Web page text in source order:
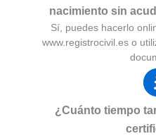
nacimiento sin
Sí, puedes hacerlo
www.registrocivil.es o
¿Cuánto tiempo